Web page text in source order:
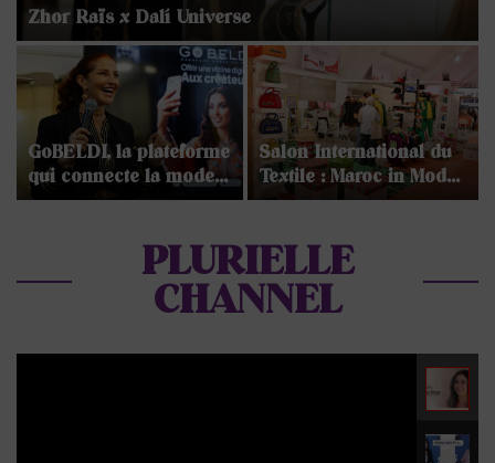
Zhor Raïs x Dalí Universe
GoBELDI, la plateforme
qui connecte la mode
beldi marocaine
Salon International du
Textile : Maroc in Mode
2025
PLURIELLE
CHANNEL